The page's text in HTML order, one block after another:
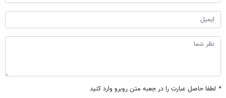
* لطفا حاصل عبارت را در جعبه متن روبرو وارد کنید